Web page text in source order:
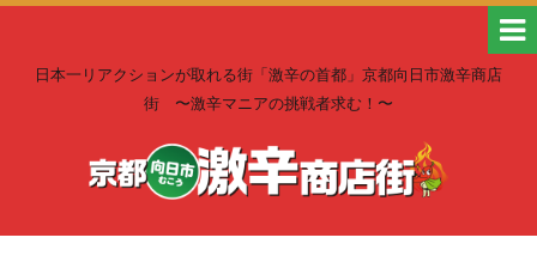
日本一リアクションが取れる街「激辛の首都」京都向日市激辛商店
街 〜激辛マニアの挑戦者求む！〜